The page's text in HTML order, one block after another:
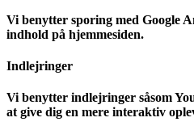
Vi benytter sporing med Google
indhold på hjemmesiden.
Indlejringer
Vi benytter indlejringer såsom
at give dig en mere interaktiv